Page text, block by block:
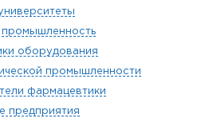
промышленность
оборудования
промышленности
фармацевтики
предприятия